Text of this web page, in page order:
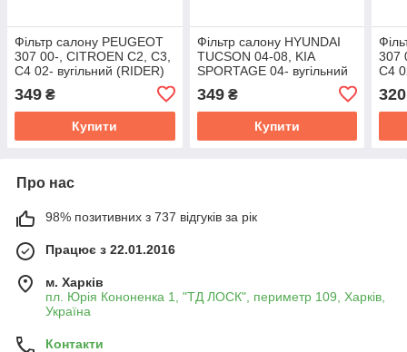
Фільтр салону PEUGEOT
307 00-, CITROEN C2, C3,
C4 02- вугільний (RIDER)
349 ₴
Купити
Фільтр салону HYUNDAI
TUCSON 04-08, KIA
SPORTAGE 04- вугільний
(RIDER) RD.61J6WP9302C
349₴
Купити
307
C4
320
Про нас
98% позитивних з 737 відгуків за рік
Працює з 22.01.2016
м. Харків
пл. Юрія Кононенка 1, "ТД ЛОСК", периметр 109, Харків,
Україна
Контакти